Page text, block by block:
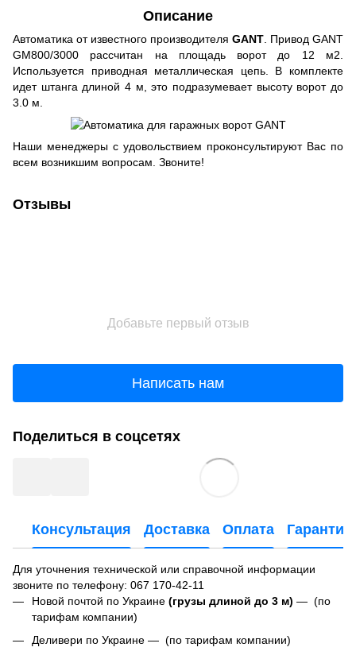
Описание
Автоматика от известного производителя GANT . Привод GANT
GM800/3000 рассчитан на площадь ворот до 12 м2.
Используется приводная металлическая цепь. В комплекте
идет штанга длиной 4 м, это подразумевает высоту ворот до
3.0 м.
Наши менеджеры с удовольствием проконсультируют Вас по
всем возникшим вопросам. Звоните!
Отзывы
Добавьте первый отзыв
Написать нам
Поделиться в соцсетях
Консультация Доставка Оплата Гарантия
Для уточнения технической или справочной информации
звоните по телефону: 067 170-42-11
Новой почтой по Украине (грузы длиной до 3 м) — (по
тарифам компании)
Деливери по Украине — (по тарифам компании)